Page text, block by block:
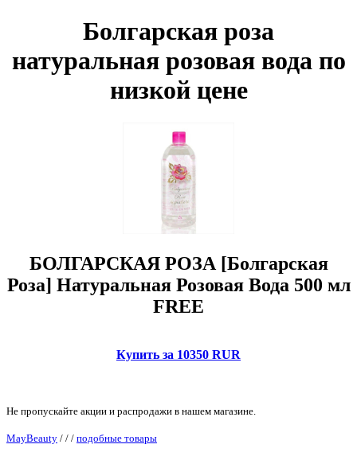
Болгарская роза
натуральная розовая вода по
низкой цене
БОЛГАРСКАЯ РОЗА [Болгарская
Роза] Натуральная Розовая Вода 500 мл
FREE
Купить за 10350 RUR
Не пропускайте акции и распродажи в нашем магазине.
MayBeauty / / / подобные товары